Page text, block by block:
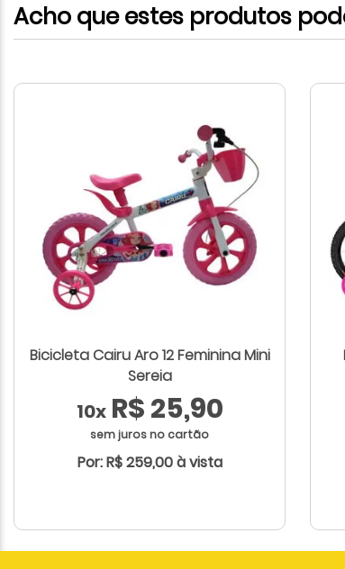
Acho que estes produtos
Bicicleta Cairu Aro 12 Feminina Mini
Sereia
10x R$ 25,90
sem juros no cartão
Por: R$ 259,00 à vista